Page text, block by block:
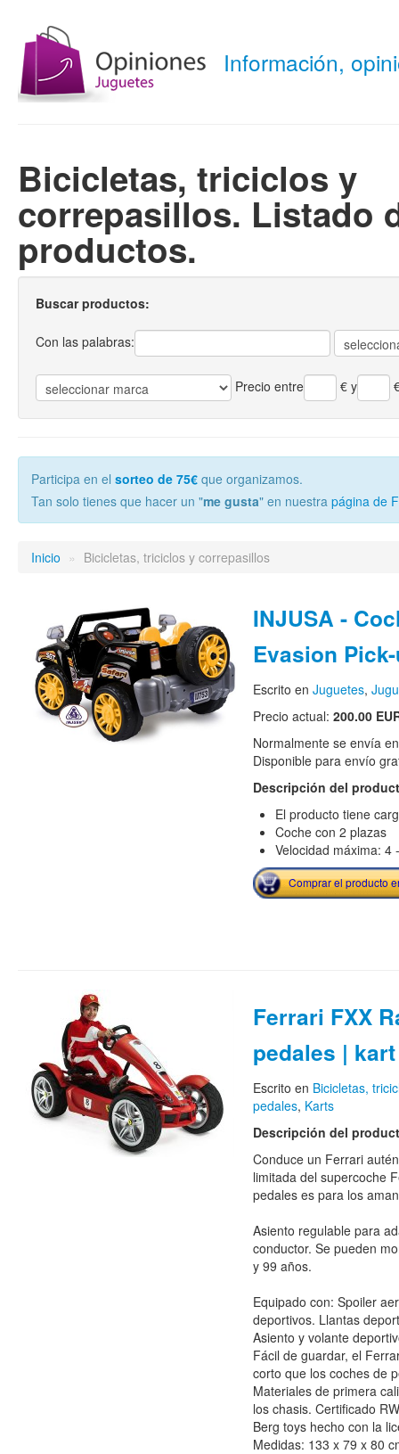
Información,
Bicicletas, triciclos y
correpasillos. Listado
productos.
Buscar productos:
Con las palabras:
Precio entre €y
Participa en el sorteo de 75€ que organizamos.
Tan solo tienes que hacer un "me gusta" en nuestra página de
Inicio » Bicicletas, triciclos y correpasillos
INJUSA -
Evasion
Escrito en Juguetes,
Precio actual: 200.00
Normalmente se envía
Disponible para envío
Descripción del
El producto tiene
Coche con 2 plazas
Velocidad máxima: 4
Comprar el producto
Ferrari FXX
pedales |
Escrito en Bicicletas,
pedales, Karts
Descripción del
Conduce un Ferrari
limitada del supercoche
pedales es para los
Asiento regulable para
conductor. Se pueden
y 99 años.
Equipado con: Spoiler
deportivos. Llantas
Asiento y volante
Fácil de guardar, el
corto que los coches de
Materiales de primera
los chasis. Certificado
Berg toys hecho con la
Medidas: 133 x 79 x 80